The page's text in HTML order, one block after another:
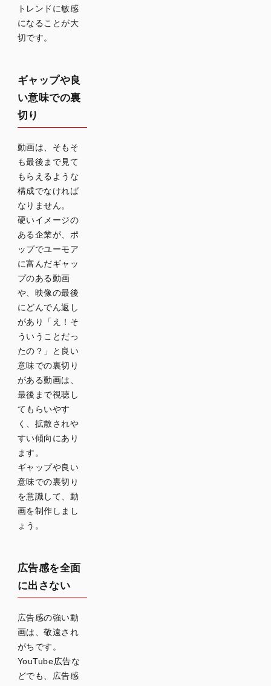
トレンドに敏感
になることが大
切です。
ギャップや良
い意味での裏
切り
動画は、そもそ
も最後まで見て
もらえるような
構成でなければ
なりません。
硬いイメージの
ある企業が、ポ
ップでユーモア
に富んだギャッ
プのある動画
や、映像の最後
にどんでん返し
があり「え！そ
ういうことだっ
たの？」と良い
意味での裏切り
がある動画は、
最後まで視聴し
てもらいやす
く、拡散されや
すい傾向にあり
ます。
ギャップや良い
意味での裏切り
を意識して、動
画を制作しまし
ょう。
広告感を全面
に出さない
広告感の強い動
画は、敬遠され
がちです。
YouTube広告な
どでも、広告感